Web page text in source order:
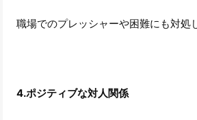
職場でのプレッシャーや困難にも対処
4.ポジティブな対人関係